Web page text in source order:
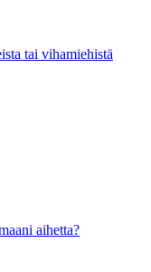
tai vihamiehistä
aihetta?